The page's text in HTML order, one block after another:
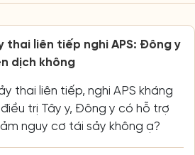
thai liên tiếp nghi APS: Đông y
dịch không
thai liên tiếp, nghi APS kháng
trị Tây y, Đông y có hỗ trợ
nguy cơ tái sảy không ạ?